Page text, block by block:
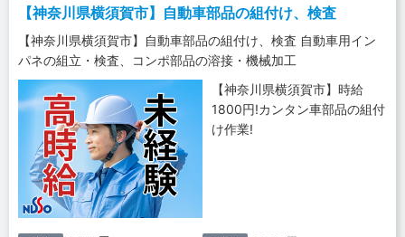
【神奈川県横須賀市】自動車部品の組付け、検査
【神奈川県横須賀市】自動車部品の組付け、検査 自動車用イン
パネの組立・検査、コンポ部品の溶接・機械加工
【神奈川県横須賀市】時給
1800円!カンタン車部品の組付
け作業!